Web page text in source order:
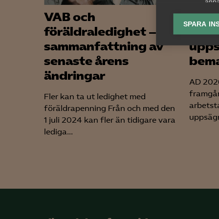

SPARA
VAB och
föräldraledighet – en
sammanfattning av
senaste årens
ändringar
Fler kan ta ut ledighet med
föräldrapenning Från och med den
1 juli 2024 kan fler än tidigare vara
lediga...
lön
AD